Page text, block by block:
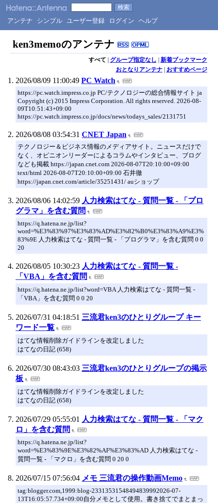
アンテナ シンプル ユーザー登録 ログイン ヘルプ
ken3memoのアンテナ
すべて | グループ指定なし | 新着ブックマーク
おとなりアンテナ| おすすめページ
2026/08/09 11:00:49 PC Watch
https://pc.watch.impress.co.jp PC/テクノロジーの総合情報サイト ja
Copyright (c) 2015 Impress Corporation. All rights reserved. 2026-08-
09T10:51:43+09:00
https://pc.watch.impress.co.jp/docs/news/todays_sales/2131751
2026/08/08 03:54:31 CNET Japan
テクノロジー＆ビジネス情報のメディアサイト。ニュースだけで
なく、オピニオンリーダーによるコラムやインタビュー、ブログ
なども掲載 https://japan.cnet.com 2026-08-07T20:10:00+09:00
text/html 2026-08-07T20:10:00+09:00 石井徹
https://japan.cnet.com/article/35251431/ auショップ
2026/08/06 14:02:59 人力検索はてな - 質問一覧 - 「プロ
グラマ」を含む質問
https://q.hatena.ne.jp/list?
word=%E3%83%97%E3%83%AD%E3%82%B0%E3%83%A9%E3%
83%9E 人力検索はてな - 質問一覧 - 「プログラマ」を含む質問 0 0
20
2026/08/05 10:30:23 人力検索はてな - 質問一覧 -
「VBA」を含む質問
https://q.hatena.ne.jp/list?word=VBA 人力検索はてな - 質問一覧 -
「VBA」を含む質問 0 0 20
2026/07/31 04:18:51 三流君ken3のひとりグループ キー
ワード一覧
はてな情報削除ガイドラインを改定しました
はてなの日記 (658)
2026/07/30 08:43:03 三流君ken3のひとりグループの掲示
板
はてな情報削除ガイドラインを改定しました
はてなの日記 (658)
2026/07/29 05:55:01 人力検索はてな - 質問一覧 - 「マク
ロ」を含む質問
https://q.hatena.ne.jp/list?
word=%E3%83%9E%E3%82%AF%E3%83%AD 人力検索はてな -
質問一覧 - 「マクロ」を含む質問 0 20 0
2026/07/15 07:56:04 メモ 三流君の操作動画Memo
tag:blogger.com,1999:blog-23313531548494839992026-07-
13T16:05:57.734+09:00自分メモとして使用。書き捨てでまとまっ